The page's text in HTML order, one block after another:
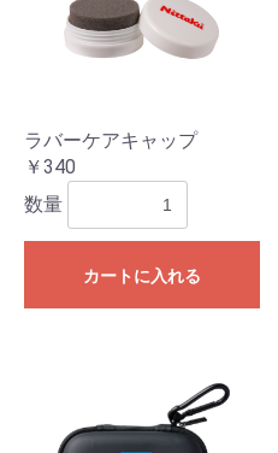
ラバーケアキャップ
￥340
数量
カートに入れる